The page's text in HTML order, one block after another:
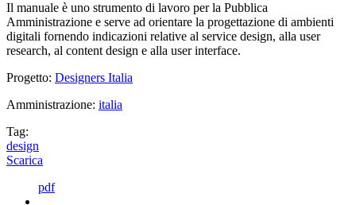
Il manuale è uno strumento di lavoro per la Pubblica
Amministrazione e serve ad orientare la progettazione di ambienti
digitali fornendo indicazioni relative al service design, alla user
research, al content design e alla user interface.
Progetto: Designers Italia
Amministrazione: italia
Tag:
design
Scarica
pdf